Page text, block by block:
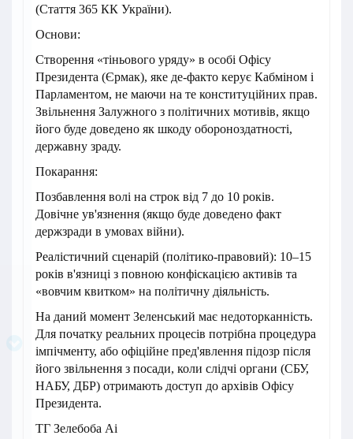
(Стаття 365 КК України).
Основи:
Створення «тіньового уряду» в особі Офісу
Президента (Єрмак), яке де-факто керує Кабміном і
Парламентом, не маючи на те конституційних прав.
Звільнення Залужного з політичних мотивів, якщо
його буде доведено як шкоду обороноздатності,
державну зраду.
Покарання:
Позбавлення волі на строк від 7 до 10 років.
Довічне ув'язнення (якщо буде доведено факт
держзради в умовах війни).
Реалістичний сценарій (політико-правовий): 10–15
років в'язниці з повною конфіскацією активів та
«вовчим квитком» на політичну діяльність.
На даний момент Зеленський має недоторканність.
Для початку реальних процесів потрібна процедура
імпічменту, або офіційне пред'явлення підозр після
його звільнення з посади, коли слідчі органи (СБУ,
НАБУ, ДБР) отримають доступ до архівів Офісу
Президента.
ТГ Зелебоба Аі